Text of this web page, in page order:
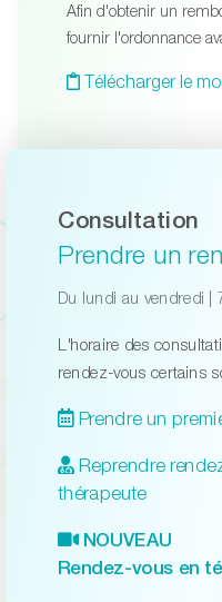
Afin d'obtenir un
fournir l'ordonnance
Télécharger le
Consultation
Prendre un
Du lundi au vendredi |
L'horaire des
rendez-vous certains
Prendre un
Reprendre
thérapeute
NOUVEAU
Rendez-vous en